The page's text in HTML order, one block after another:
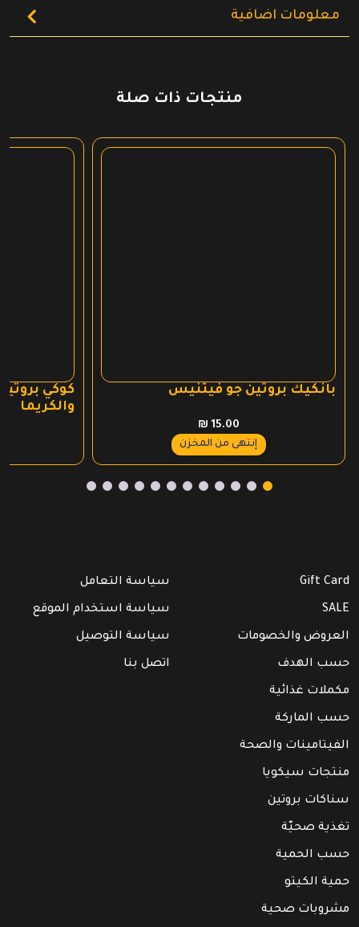
معلومات اضافية
منتجات ذات صلة
بانكيك بروتين جو فيتنيس
₪ 15.00
إنتهى من المخزن
كوكي
والكريما
Gift Card
SALE
العروض والخصومات
حسب الهدف
مكملات غذائية
حسب الماركة
الفيتامينات والصحة
منتجات سيكويا
سناكات بروتين
تغذية صحيّة
حسب الحمية
حمية الكيتو
مشروبات صحية
سياسة التعامل
سياسة استخدام الموقع
سياسة التوصيل
اتصل بنا